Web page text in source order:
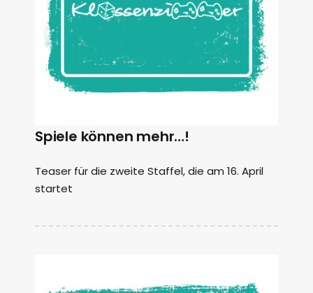
Spiele können mehr…!
Teaser für die zweite Staffel, die am 16. April
startet